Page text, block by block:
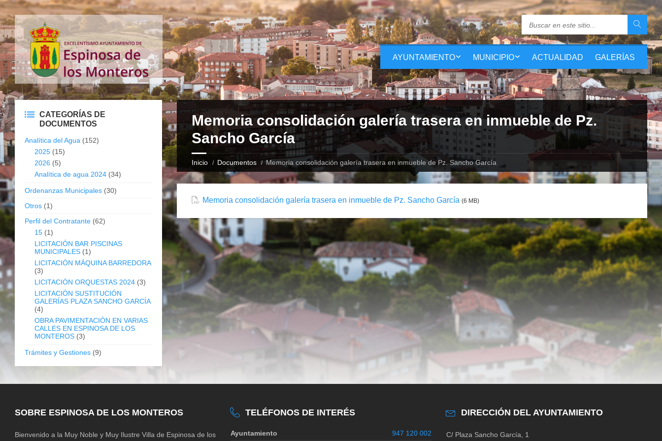
AYUNTAMIENTO MUNICIPIO ACTUALIDAD GALERÍAS
Memoria consolidación galería trasera en inmueble de Pz.
Sancho García
Inicio Documentos Memoria consolidación galería trasera en inmueble de Pz. Sancho García
Memoria consolidación galería trasera en inmueble de Pz. Sancho García (6 MB)
CATEGORÍAS DE
DOCUMENTOS
Analítica del Agua (152)
2025 (15)
2026 (5)
Analítica de agua 2024 (34)
Ordenanzas Municipales (30)
Otros (1)
Perfil del Contratante (62)
15 (1)
LICITACIÓN BAR PISCINAS
MUNICIPALES (1)
LICITACIÓN MÁQUINA BARREDORA
(3)
LICITACIÓN ORQUESTAS 2024 (3)
LICITACIÓN SUSTITUCIÓN
GALERÍAS PLAZA SANCHO GARCÍA
(4)
OBRA PAVIMENTACIÓN EN VARIAS
CALLES EN ESPINOSA DE LOS
MONTEROS (3)
Trámites y Gestiones (9)
SOBRE ESPINOSA DE LOS MONTEROS
Bienvenido a la Muy Noble y Muy Ilustre Villa de Espinosa de los
TELÉFONOS DE INTERÉS
Ayuntamiento 947 120 002
DIRECCIÓN DEL AYUNTAMIENTO
C/ Plaza Sancho García, 1